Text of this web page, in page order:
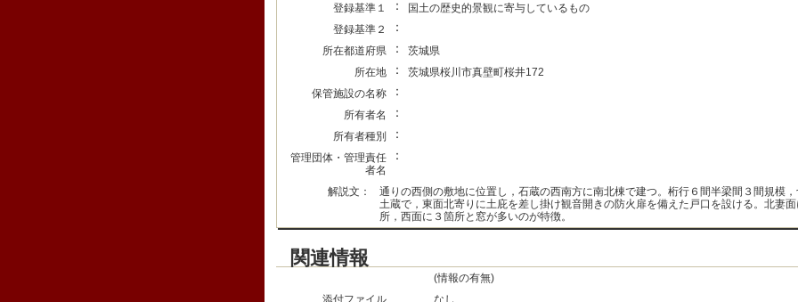
登録基準１ ：
国土の歴史的景観に寄与しているもの
登録基準２
：
所在都道府県 ：
茨城県
所在地
：
茨城県桜川市真壁町桜井172
保管施設の名称
：
所有者名 ：
所有者種別 ：
管理団体・管理責任
者名
：
解説文：
通りの西側の敷地に位置し，石蔵の西南方に南北棟で建つ。桁行６間半梁間３間規模
土蔵で，東面北寄りに土庇を差し掛け観音開きの防火扉を備えた戸口を設ける。北妻
所，西面に３箇所と窓が多いのが特徴。
関連情報
(情報の有無)
添付ファイル
なし